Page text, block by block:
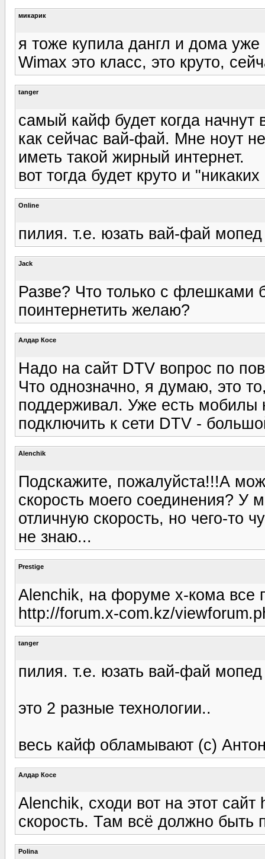
микарик
я тоже купила дангл и дома уже
Wimax это класс, это круто,
tanger
самый кайф будет когда
как сейчас вай-фай. Мне ноут
иметь такой жирный интернет.
вот тогда будет круто и
Online
пилия. т.е. юзать вай-фай
Jack
Разве? Что только с флешками
поинтернетить желаю?
Алдар Косе
Надо на сайт DTV вопрос по
Что однозначно, я думаю, это
поддерживал. Уже есть мобилы
подключить к сети DTV -
Alenchik
Подскажите, пожалуйста!!!А
скорость моего соединения?
отличную скорость, но чего-то
не знаю...
Prestige
Alenchik, на форуме х-кома
http://forum.x-com.kz/
tanger
пилия. т.е. юзать вай-фай
это 2 разные технологии..
весь кайф обламывают (с)
Алдар Косе
Alenchik, сходи вот на этот
скорость. Там всё должно быть
Polina